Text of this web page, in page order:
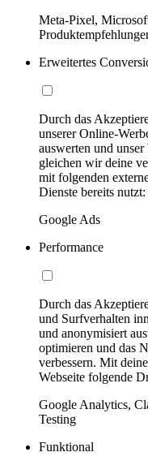
Meta-Pixel,
Erweitertes
Durch das
unserer Online-
auswerten und
gleichen wir deine
mit folgenden
Dienste bereits nutzt:
Google Ads
Performance
Durch das
und Surfverhalten
und anonymisiert
optimieren und das
verbessern. Mit
Webseite folgende
Google Analytics,
Testing
Funktional